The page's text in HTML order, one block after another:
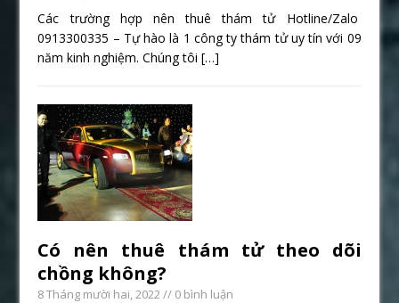
Các trường hợp nên thuê thám tử Hotline/Zalo
0913300335 – Tự hào là 1 công ty thám tử uy tín với 09
năm kinh nghiệm. Chúng tôi[…]
Có nên thuê thám tử theo dõi
chồng không?
8 Tháng mười hai, 2022// 0 bình luận